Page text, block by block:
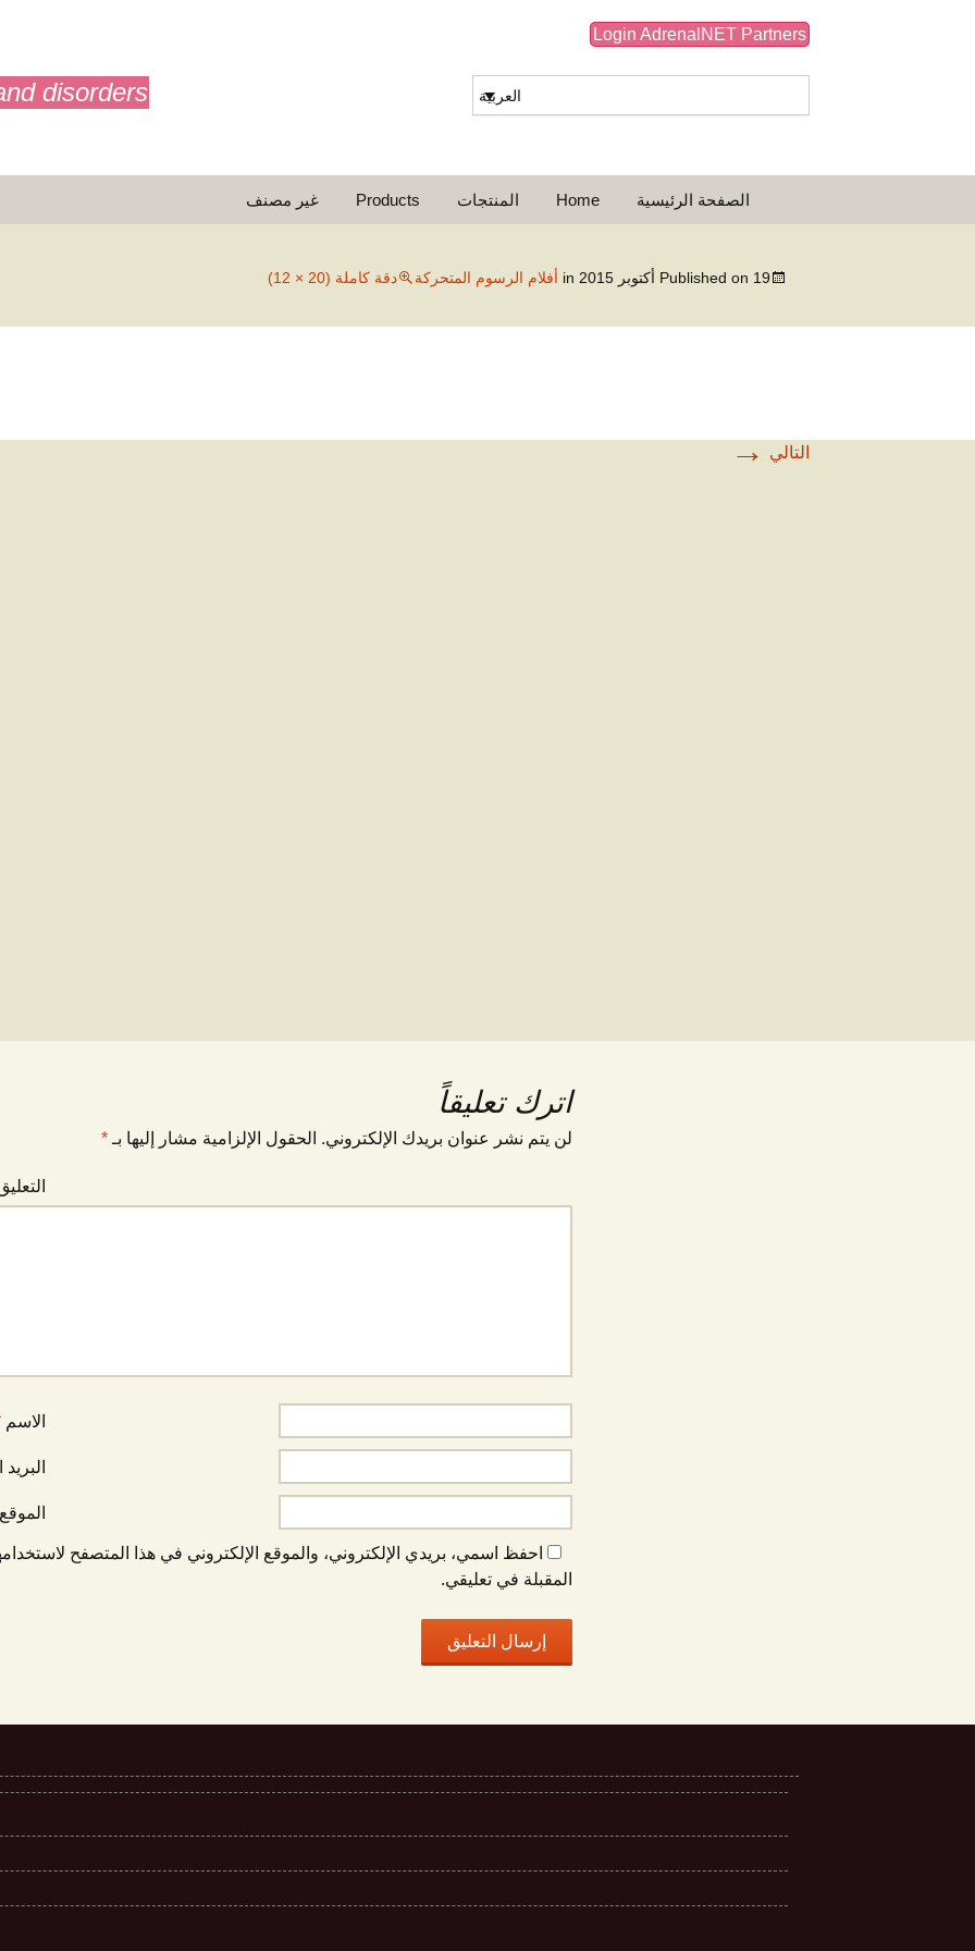
disorders
Login AdrenalNET Partners
العربية
الصفحة الرئيسية Home المنتجات Products غير مصنف
Published on 19 أكتوبر 2015 أفلام الرسوم المتحركة دقة كاملة (20 × 12)
التالي →
اترك تعليقاً
لن يتم نشر عنوان بريدك الإلكتروني. الحقول الإلزامية مشار إليها بـ *
الاسم
احفظ اسمي، بريدي الإلكتروني، والموقع الإلكتروني في هذا المتصفح
المقبلة في تعليقي.